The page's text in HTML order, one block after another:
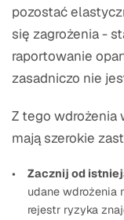
pozostać
się zagrożenia -
raportowanie
zasadniczo nie
Z tego wdrożenia
mają szerokie
Zacznij od
udane wdrożenia
rejestr ryzyka